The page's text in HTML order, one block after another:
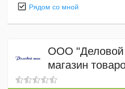
Рядом со мной
ООО "Деловой
магазин
канцелярские